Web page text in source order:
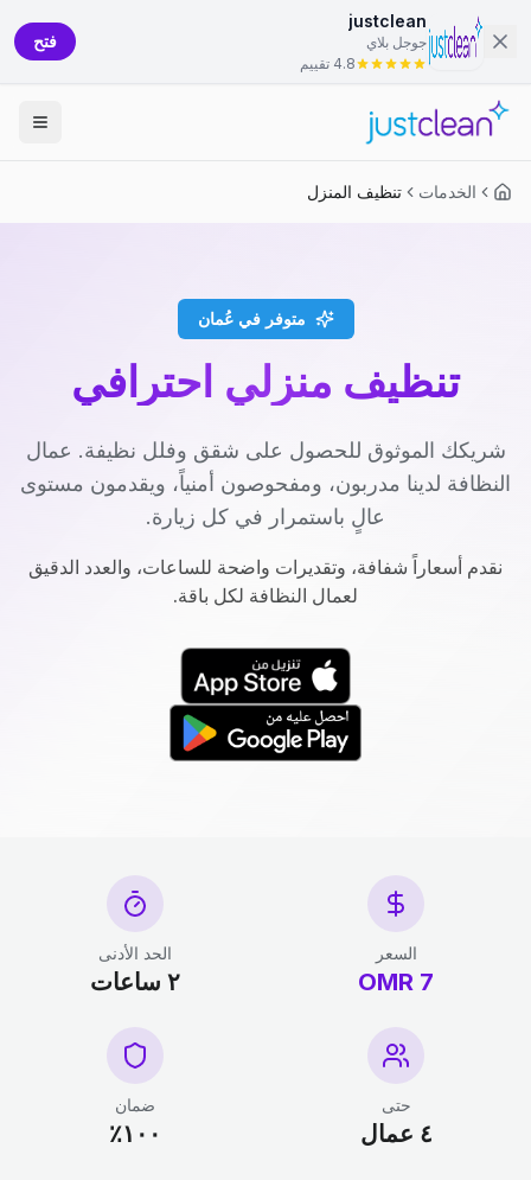
justclean
جوجل بلاي
4.8 تقييم
فتح
الخدمات تنظيف المنزل
متوفر في عُمان
تنظيف منزلي احترافي
شريكك الموثوق للحصول على شقق وفلل نظيفة. عمال
النظافة لدينا مدربون، ومفحوصون أمنياً، ويقدمون مستوى
عالٍ باستمرار في كل زيارة.
نقدم أسعاراً شفافة، وتقديرات واضحة للساعات، والعدد الدقيق
لعمال النظافة لكل باقة.
السعر
7 OMR
الحد الأدنى
٢ ساعات
حتى
٤ عمال
ضمان
١٠٠٪